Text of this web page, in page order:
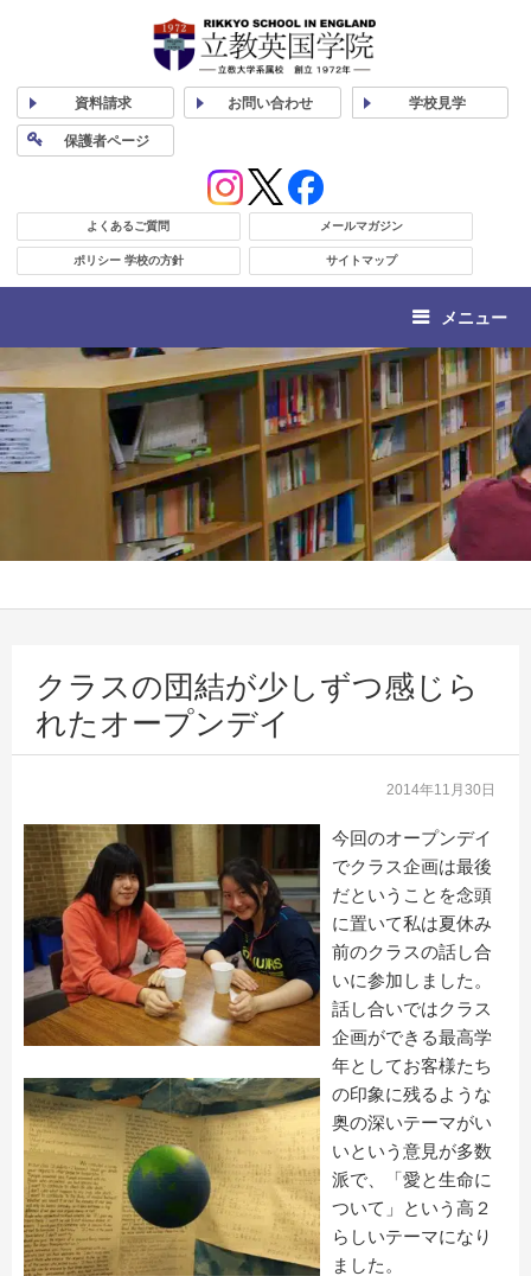
資料請求 お問い合わせ 学校見学
保護者ページ
よくあるご質問 メールマガジン
ポリシー 学校の方針 サイトマップ
メニュー
クラスの団結が少しずつ感じら
れたオープンデイ
2014年11月30日
今回のオープンデイ
でクラス企画は最後
だということを念頭
に置いて私は夏休み
前のクラスの話し合
いに参加しました。
話し合いではクラス
企画ができる最高学
年としてお客様たち
の印象に残るような
奥の深いテーマがい
いという意見が多数
派で、「愛と生命に
ついて」という高２
らしいテーマになり
ました。